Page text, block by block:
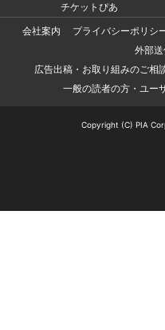
チケットぴあ
会社案内
プライバシーポリシ
外部
広告出稿・お取り組みのご相
一般の読者の方・ユー
Copyright (C) PIA